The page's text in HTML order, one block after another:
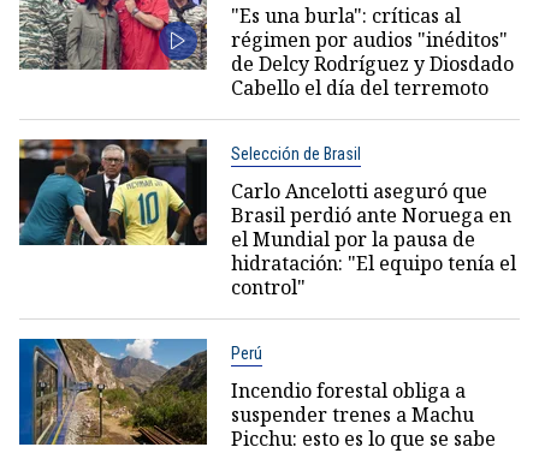
"Es una burla": críticas al
régimen por audios "inéditos"
de Delcy Rodríguez y Diosdado
Cabello el día del terremoto
Selección de Brasil
Carlo Ancelotti aseguró que
Brasil perdió ante Noruega en
el Mundial por la pausa de
hidratación: "El equipo tenía el
control"
Perú
Incendio forestal obliga a
suspender trenes a Machu
Picchu: esto es lo que se sabe